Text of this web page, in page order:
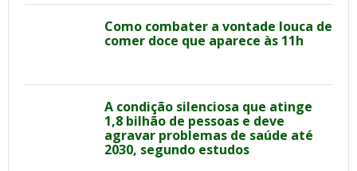
Como combater a vontade louca de
comer doce que aparece às 11h
A condição silenciosa que atinge
1,8 bilhão de pessoas e deve
agravar problemas de saúde até
2030, segundo estudos